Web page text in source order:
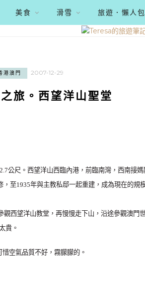
美食 滑雪 旅遊．懶人包
港澳門 2007-12-29
旅。西望洋山聖堂
公尺。西望洋山西臨內港，前臨南灣，西南接
至1935年與主教私邸一起重建，成為現在的規
西望洋山教堂，再慢慢走下山，沿途參觀澳門
貴。
空氣品質不好，霧朦朦的。